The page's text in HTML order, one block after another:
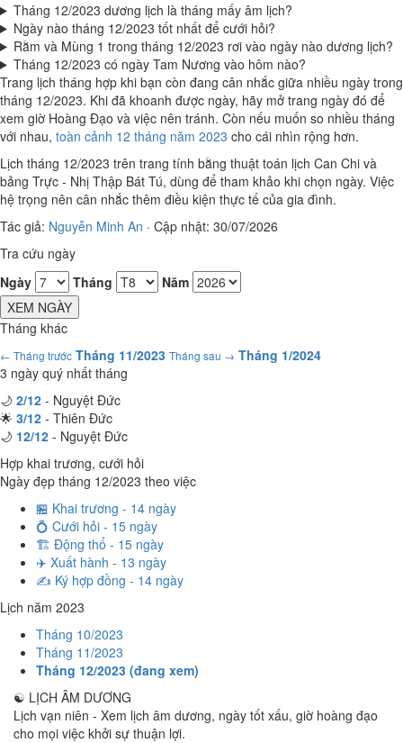
Tháng 12/2023 dương lịch là tháng mấy âm lịch?
Ngày nào tháng 12/2023 tốt nhất để cưới hỏi?
Rằm và Mùng 1 trong tháng 12/2023 rơi vào ngày nào dương lịch?
Tháng 12/2023 có ngày Tam Nương vào hôm nào?
Trang lịch tháng hợp khi bạn còn đang cân nhắc giữa nhiều ngày trong
tháng 12/2023. Khi đã khoanh được ngày, hãy mở trang ngày đó để
xem giờ Hoàng Đạo và việc nên tránh. Còn nếu muốn so nhiều tháng
với nhau, toàn cảnh 12 tháng năm 2023 cho cái nhìn rộng hơn.
Lịch tháng 12/2023 trên trang tính bằng thuật toán lịch Can Chi và
bảng Trực - Nhị Thập Bát Tú, dùng để tham khảo khi chọn ngày. Việc
hệ trọng nên cân nhắc thêm điều kiện thực tế của gia đình.
Tác giả: Nguyễn Minh An · Cập nhật: 30/07/2026
Tra cứu ngày
Ngày
Tháng
Năm
XEM NGÀY
Tháng khác
← Tháng trước Tháng 11/2023 Tháng sau → Tháng 1/2024
3 ngày quý nhất tháng
🌙 2/12 - Nguyệt Đức
🌟 3/12 - Thiên Đức
🌙 12/12 - Nguyệt Đức
Hợp khai trương, cưới hỏi
Ngày đẹp tháng 12/2023 theo việc
🏪 Khai trương - 14 ngày
💍 Cưới hỏi - 15 ngày
🏗️ Động thổ - 15 ngày
✈️ Xuất hành - 13 ngày
✍️ Ký hợp đồng - 14 ngày
Lịch năm 2023
Tháng 10/2023
Tháng 11/2023
Tháng 12/2023 (đang xem)
☯ LỊCH ÂM DƯƠNG
Lịch vạn niên - Xem lịch âm dương, ngày tốt xấu, giờ hoàng đạo
cho mọi việc khởi sự thuận lợi.